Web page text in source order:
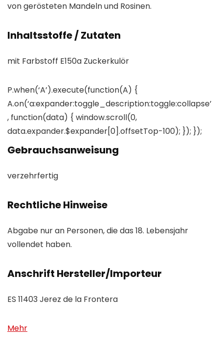
von gerösteten Mandeln und Rosinen.
Inhaltsstoffe / Zutaten
mit Farbstoff E150a Zuckerkulör
P.when(‘A’).execute(function(A) {
A.on(‘a:expander:toggle_description:toggle:collapse’
, function(data) { window.scroll(0,
data.expander.$expander[0].offsetTop-100); }); });
Gebrauchsanweisung
verzehrfertig
Rechtliche Hinweise
Abgabe nur an Personen, die das 18. Lebensjahr
vollendet haben.
Anschrift Hersteller/Importeur
ES 11403 Jerez de la Frontera
Mehr